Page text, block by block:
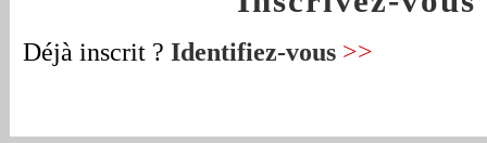
Déjà inscrit ? Identifiez-vous >>